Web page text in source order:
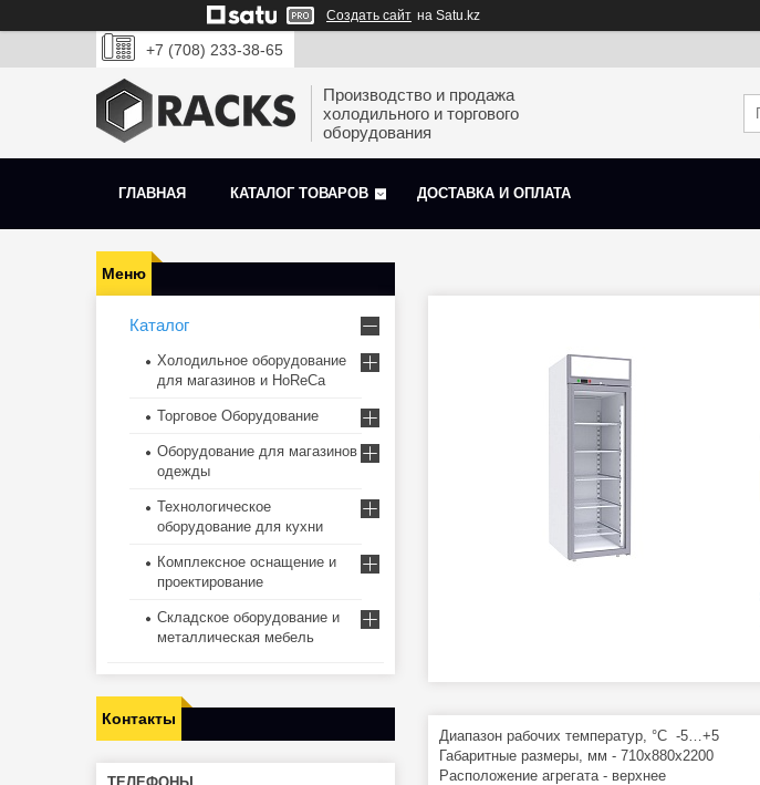
Создать сайт на Satu.kz
+7 (708) 233-38-65
Производство и продажа
холодильного и торгового
оборудования
ГЛАВНАЯ КАТАЛОГ ТОВАРОВ ДОСТАВКА И ОПЛАТА
Диапазон рабочих температур, °C -5…+5
Габаритные размеры, мм - 710х880х2200
Расположение агрегата - верхнее
Каталог
Холодильное оборудование
для магазинов и HoReCa
Торговое Оборудование
Оборудование для магазинов
одежды
Технологическое
оборудование для кухни
Комплексное оснащение и
проектирование
Складское оборудование и
металлическая мебель
Контакты